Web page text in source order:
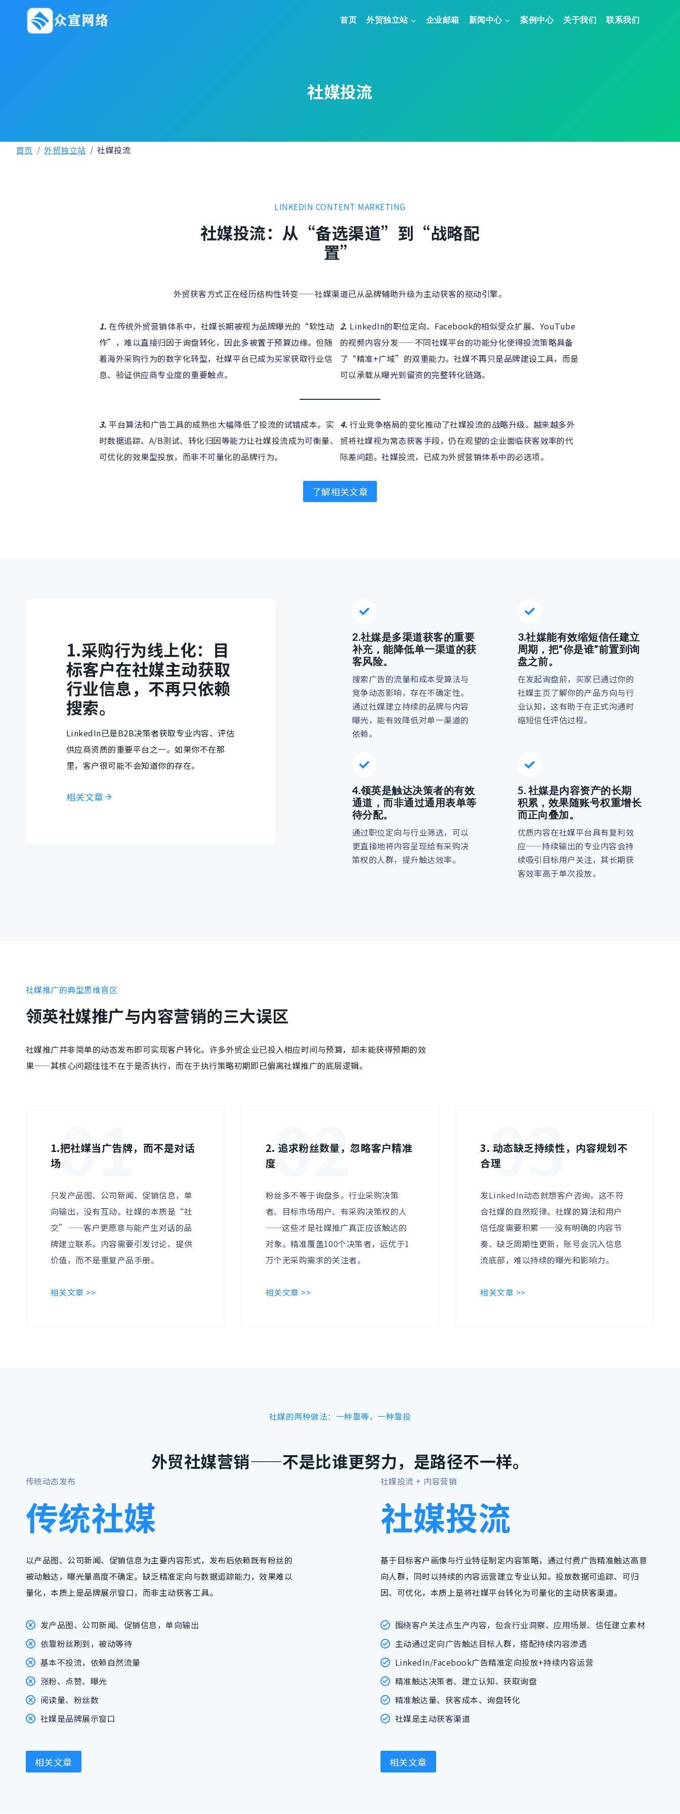
首页 外贸独立站 企业邮箱 新闻中心 案例中心 关于我们 联系我们
社媒投流
首页 外贸独立站 社媒投流
LINKEDIN CONTENT MARKETING
社媒投流：从“备选渠道”到“战略配
置”
外贸获客方式正在经历结构性转变——社媒渠道已从品牌辅助升级为主动获客的驱动引擎。
1. 在传统外贸营销体系中，社媒长期被视为品牌曝光的“软性动
作”，难以直接归因于询盘转化，因此多被置于预算边缘。但随
着海外采购行为的数字化转型，社媒平台已成为买家获取行业信
息、验证供应商专业度的重要触点。
2. LinkedIn的职位定向、Facebook的相似受众扩展、YouTube
的视频内容分发——不同社媒平台的功能分化使得投流策略具备
了“精准+广域”的双重能力。社媒不再只是品牌建设工具，而是
可以承载从曝光到留资的完整转化链路。
3. 平台算法和广告工具的成熟也大幅降低了投流的试错成本。实
时数据追踪、A/B测试、转化归因等能力让社媒投流成为可衡量、
可优化的效果型投放，而非不可量化的品牌行为。
4. 行业竞争格局的变化推动了社媒投流的战略升级。越来越多外
贸将社媒视为常态获客手段，仍在观望的企业面临获客效率的代
际差问题。社媒投流，已成为外贸营销体系中的必选项。
了解相关文章
1.采购行为线上化：目
标客户在社媒主动获取
行业信息，不再只依赖
搜索。
LinkedIn已是B2B决策者获取专业内容、评估
供应商资质的重要平台之一。如果你不在那
里，客户很可能不会知道你的存在。
相关文章
2.社媒是多渠道获客的重要
补充，能降低单一渠道的获
客风险。
搜索广告的流量和成本受算法与
竞争动态影响，存在不确定性。
通过社媒建立持续的品牌与内容
曝光，能有效降低对单一渠道的
依赖。
3.社媒能有效缩短信任建立
周期，把“你是谁”前置到询
盘之前。
在发起询盘前，买家已通过你的
社媒主页了解你的产品方向与行
业认知，这有助于在正式沟通时
缩短信任评估过程。
4.领英是触达决策者的有效
通道，而非通过通用表单等
待分配。
通过职位定向与行业筛选，可以
更直接地将内容呈现给有采购决
策权的人群，提升触达效率。
5. 社媒是内容资产的长期
积累，效果随账号权重增长
而正向叠加。
优质内容在社媒平台具有复利效
应——持续输出的专业内容会持
续吸引目标用户关注，其长期获
客效率高于单次投放。
社媒推广的典型思维盲区
领英社媒推广与内容营销的三大误区
社媒推广并非简单的动态发布即可实现客户转化。许多外贸企业已投入相应时间与预算，却未能获得预期的效
果——其核心问题往往不在于是否执行，而在于执行策略初期即已偏离社媒推广的底层逻辑。
01
1.把社媒当广告牌，而不是对话
场
只发产品图、公司新闻、促销信息，单
向输出，没有互动。社媒的本质是“社
交”——客户更愿意与能产生对话的品
牌建立联系。内容需要引发讨论、提供
价值，而不是重复产品手册。
相关文章 >>
02
2. 追求粉丝数量，忽略客户精准
度
粉丝多不等于询盘多。行业采购决策
者、目标市场用户、有采购决策权的人
——这些才是社媒推广真正应该触达的
对象。精准覆盖100个决策者，远优于1
万个无采购需求的关注者。
相关文章 >>
03
3. 动态缺乏持续性，内容规划不
合理
发LinkedIn动态就想客户咨询，这不符
合社媒的自然规律。社媒的算法和用户
信任度需要积累——没有明确的内容节
奏、缺乏周期性更新，账号会沉入信息
流底部，难以持续的曝光和影响力。
相关文章 >>
社媒的两种做法：一种靠等，一种靠投
外贸社媒营销——不是比谁更努力，是路径不一样。
传统动态发布
传统社媒
以产品图、公司新闻、促销信息为主要内容形式，发布后依赖既有粉丝的
被动触达，曝光量高度不确定。缺乏精准定向与数据追踪能力，效果难以
量化，本质上是品牌展示窗口，而非主动获客工具。
发产品图、公司新闻、促销信息，单向输出
依靠粉丝刷到，被动等待
基本不投流，依赖自然流量
涨粉、点赞、曝光
阅读量、粉丝数
社媒是品牌展示窗口
相关文章
社媒投流 + 内容营销
社媒投流
基于目标客户画像与行业特征制定内容策略，通过付费广告精准触达高意
向人群，同时以持续的内容运营建立专业认知。投放数据可追踪、可归
因、可优化，本质上是将社媒平台转化为可量化的主动获客渠道。
围绕客户关注点生产内容，包含行业洞察、应用场景、信任建立素材
主动通过定向广告触达目标人群，搭配持续内容渗透
LinkedIn/Facebook广告精准定向投放+持续内容运营
精准触达决策者、建立认知、获取询盘
精准触达量、获客成本、询盘转化
社媒是主动获客渠道
相关文章